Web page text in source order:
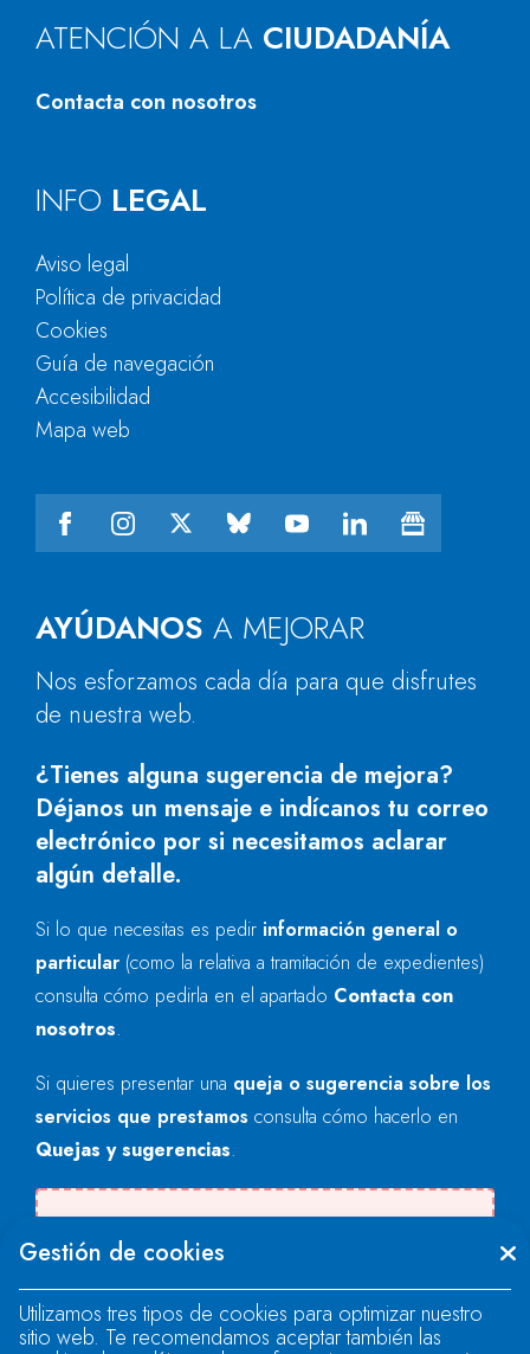
ATENCIÓN A LA CIUDADANÍA
Contacta con nosotros
AYÚDANOS A MEJORAR
Nos esforzamos cada día para que disfrutes
de nuestra web.
¿Tienes alguna sugerencia de mejora?
Déjanos un mensaje e indícanos tu correo
electrónico por si necesitamos aclarar
algún detalle.
Si lo que necesitas es pedir información general o
particular (como la relativa a tramitación de expedientes)
consulta cómo pedirla en el apartado Contacta con
nosotros.
Si quieres presentar una queja o sugerencia sobre los
servicios que prestamos consulta cómo hacerlo en
Quejas y sugerencias.
"text".
INFO LEGAL
Aviso legal
Política de privacidad
Cookies
Guía de navegación
Accesibilidad
Mapa web
Gestión de cookies
Utilizamos tres tipos de cookies para optimizar nuestro
sitio web. Te recomendamos aceptar también las